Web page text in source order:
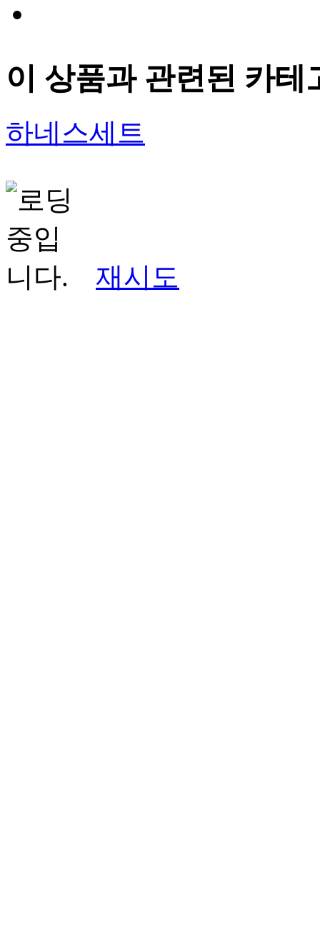
이 상품과 관련된 카테
하네스세트
재시도